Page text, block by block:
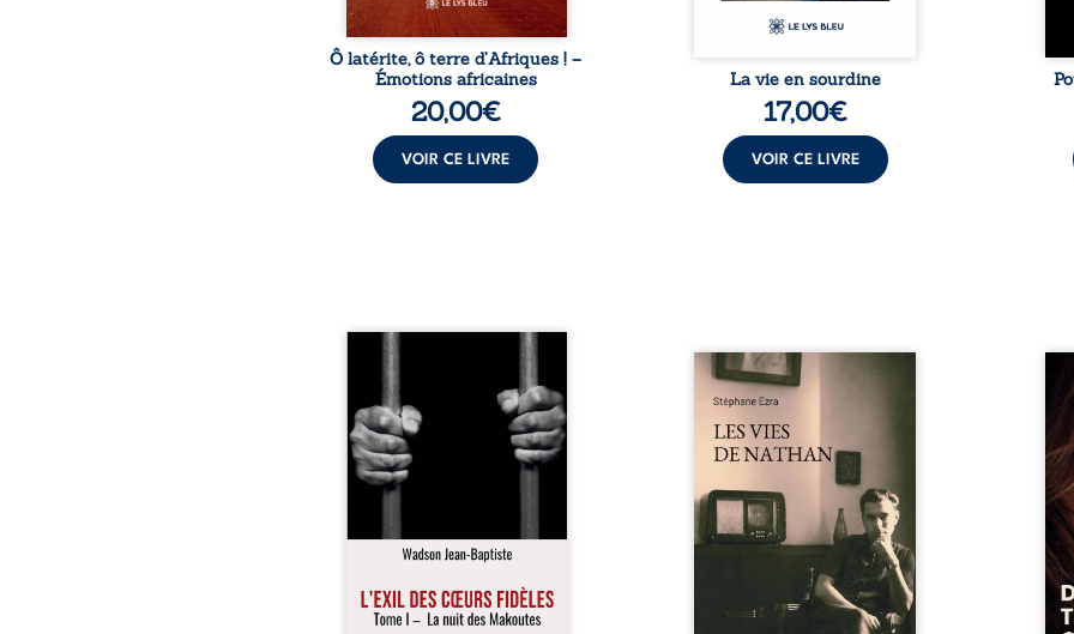
Ô latérite, ô terre d’Afriques ! –
Émotions africaines
20,00€
VOIR CE LIVRE
La vie en sourdine
17,00€
VOIR CE LIVRE
« Une nuit suffit parfois pour
briser une famille… mais
certaines fidélités traversent
les années. » Haïti, sous la
dictature des Duvalier. La peur
s’étend jusque dans les
villages les plus reculés. À
Bainet, Jean-Joël Joli mène une
existence paisible avec sa
famille. Chef de section
respecté, il refuse pourtant de
fermer les yeux sur l’injustice.
Mais, dans un ...
Les vies de Nathan est un
recueil de poésie né en trois
la première fois, Stéphane Ezra,
médium, a pu communiquer
avec son père, disparu depuis
plus de vingt ans et qu’il n’a
jamais connu. De ce dialogue
par-delà la mort naissent des
poèmes qui retracent une vie
marquée par la Seconde
Guerre mondiale, une identité
juive brisée, la guerre ...
À
ce